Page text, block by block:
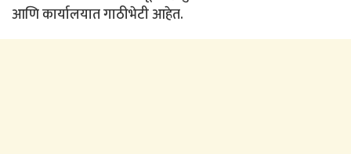
आणि कार्यालयात गाठीभेटी आहेत.